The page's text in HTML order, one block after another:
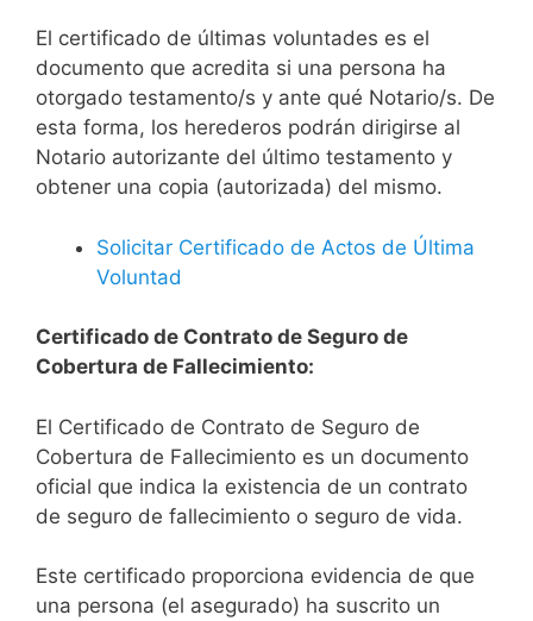
El certificado de últimas voluntades es el
documento que acredita si una persona ha
otorgado testamento/s y ante qué Notario/s. De
esta forma, los herederos podrán dirigirse al
Notario autorizante del último testamento y
obtener una copia (autorizada) del mismo.
Solicitar Certificado de Actos de Última
Voluntad
Certificado de Contrato de Seguro de
Cobertura de Fallecimiento:
El Certificado de Contrato de Seguro de
Cobertura de Fallecimiento es un documento
oficial que indica la existencia de un contrato
de seguro de fallecimiento o seguro de vida.
Este certificado proporciona evidencia de que
una persona (el asegurado) ha suscrito un